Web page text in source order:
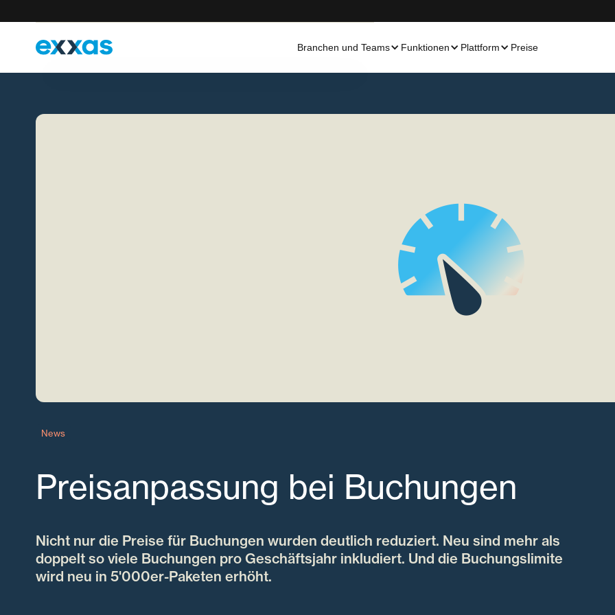
Wähle dein Land
DeutschEnglish FrançaisEnglish
Branchen und Teams Funktionen Plattform Preise
News
Preisanpassung bei Buchungen
Nicht nur die Preise für Buchungen wurden deutlich reduziert. Neu sind mehr als
doppelt so viele Buchungen pro Geschäftsjahr inkludiert. Und die Buchungslimite
wird neu in 5'000er-Paketen erhöht.